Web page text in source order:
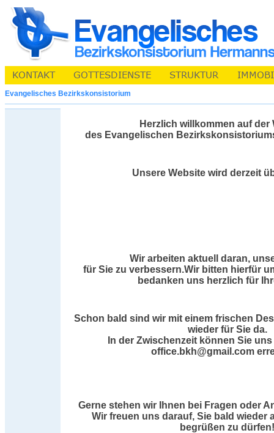
Evangelisches Bezirkskonsistorium
Herzlich willkommen auf der
des Evangelischen
Unsere Website wird derzeit
Wir arbeiten aktuell daran,
für Sie zu verbessern.Wir bitten hierfür
bedanken uns herzlich für
Schon bald sind wir mit einem frischen
wieder für Sie da.
In der Zwischenzeit können Sie
office.bkh@gmail.com
Gerne stehen wir Ihnen bei Fragen oder
Wir freuen uns darauf, Sie bald wieder
begrüßen zu dürfen!